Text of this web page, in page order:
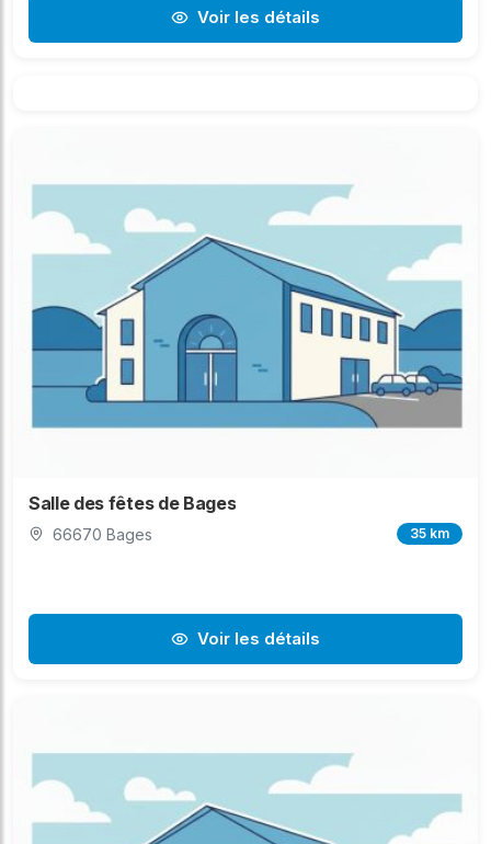
Voir les détails
Salle des fêtes de Bages
66670 Bages 35 km
Voir les détails